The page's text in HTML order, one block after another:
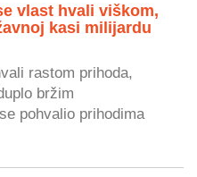
vlast hvali viškom,
kasi milijardu
rastom prihoda,
bržim
pohvalio prihodima